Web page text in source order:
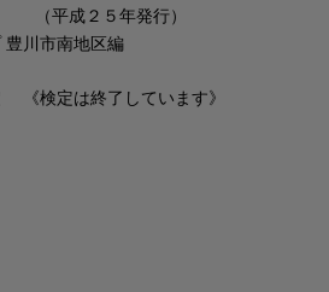
成２５年発行）
豊川市南地区編
《検定は終了しています》